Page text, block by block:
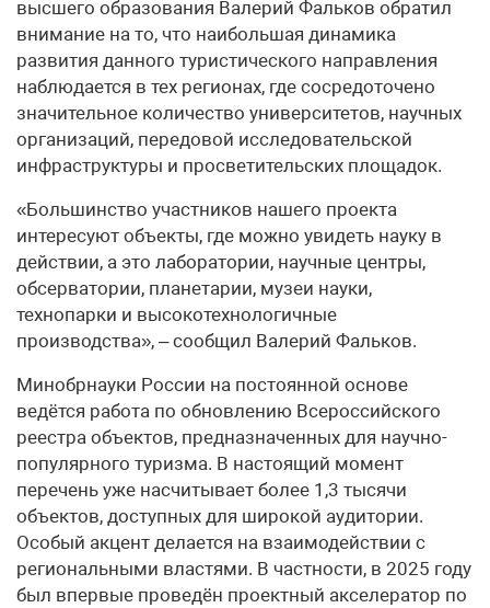
высшего образования Валерий Фальков обратил
внимание на то, что наибольшая динамика
развития данного туристического направления
наблюдается в тех регионах, где сосредоточено
значительное количество университетов, научных
организаций, передовой исследовательской
инфраструктуры и просветительских площадок.
«Большинство участников нашего проекта
интересуют объекты, где можно увидеть науку в
действии, а это лаборатории, научные центры,
обсерватории, планетарии, музеи науки,
технопарки и высокотехнологичные
производства», – сообщил Валерий Фальков.
Минобрнауки России на постоянной основе
ведётся работа по обновлению Всероссийского
реестра объектов, предназначенных для научно-
популярного туризма. В настоящий момент
перечень уже насчитывает более 1,3 тысячи
объектов, доступных для широкой аудитории.
Особый акцент делается на взаимодействии с
региональными властями. В частности, в 2025 году
был впервые проведён проектный акселератор по